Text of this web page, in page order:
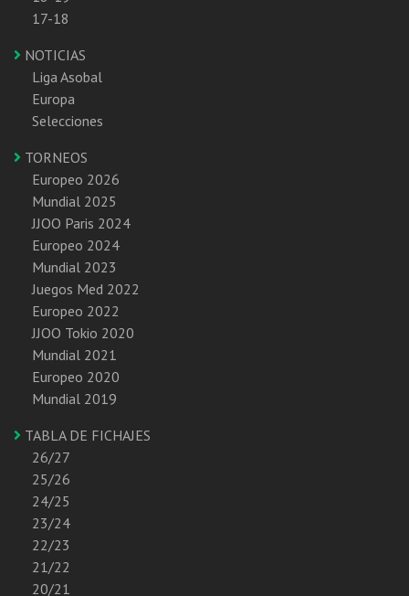
17-18
NOTICIAS
Liga Asobal
Europa
Selecciones
TORNEOS
Europeo 2026
Mundial 2025
JJOO Paris 2024
Europeo 2024
Mundial 2023
Juegos Med 2022
Europeo 2022
JJOO Tokio 2020
Mundial 2021
Europeo 2020
Mundial 2019
TABLA DE FICHAJES
26/27
25/26
24/25
23/24
22/23
21/22
20/21